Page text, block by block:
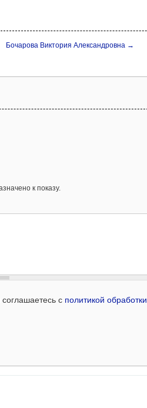
Бочарова Виктория Александровна →
к показу.
с политикой обработки